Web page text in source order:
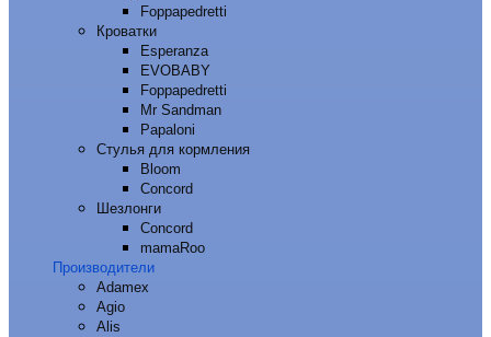
Foppapedretti
Кроватки
Esperanza
EVOBABY
Foppapedretti
Mr Sandman
Papaloni
Стулья для кормления
Bloom
Concord
Шезлонги
Concord
mamaRoo
Производители
Adamex
Agio
Alis